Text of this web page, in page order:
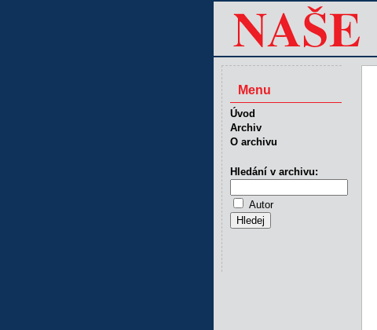
Menu
Úvod
Archiv
O archivu
Hledání v archivu:
Autor